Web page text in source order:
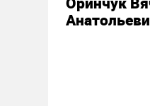
Оринчук